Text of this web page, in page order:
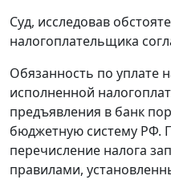
Суд, исследовав
налогоплательщика
Обязанность по уплате
исполненной
предъявления в банк
бюджетную систему РФ.
перечисление налога
правилами,